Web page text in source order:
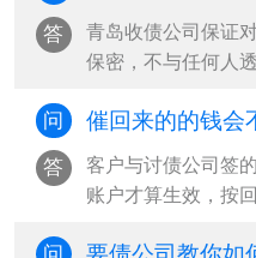
答
青岛收债公司保证
保密，不与任何人
问 催回来的的钱会
答
客户与讨债公司签
账户才算生效，按